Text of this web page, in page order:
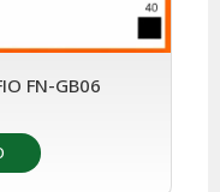
FN-GB06